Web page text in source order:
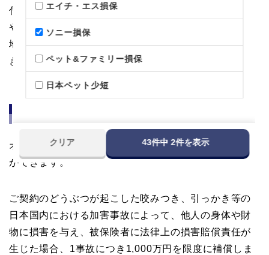
エイチ・エス損保
ソニー損保
ペット&ファミリー損保
日本ペット少短
クリア 43件中 2件を表示
付帯しています。ペット探偵による迷子捜索サービス
や、「迷子捜索サポートマップ」への情報掲載・該当
地域の捜索隊へのメール配信などのサポートを利用で
きます。
オプションとして ペット賠償責任特約を追加すること
ができます。
ご契約のどうぶつが起こした咬みつき、引っかき等の
日本国内における加害事故によって、他人の身体や財
物に損害を与え、被保険者に法律上の損害賠償責任が
生じた場合、1事故につき1,000万円を限度に補償しま